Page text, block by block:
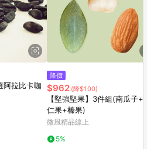
拉比卡咖
降價
$962 (降$100)
【堅強堅果】3件組(南瓜子+杏
仁果+榛果)
微風精品線上
5%